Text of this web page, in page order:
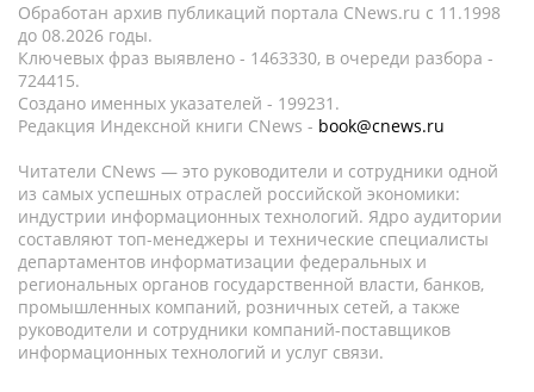
Обработан архив публикаций портала CNews.ru c 11.1998
до 08.2026 годы.
Ключевых фраз выявлено - 1463330, в очереди разбора -
724415.
Создано именных указателей - 199231.
Редакция Индексной книги CNews - book@cnews.ru
Читатели CNews — это руководители и сотрудники одной
из самых успешных отраслей российской экономики:
индустрии информационных технологий. Ядро аудитории
составляют топ-менеджеры и технические специалисты
департаментов информатизации федеральных и
региональных органов государственной власти, банков,
промышленных компаний, розничных сетей, а также
руководители и сотрудники компаний-поставщиков
информационных технологий и услуг связи.